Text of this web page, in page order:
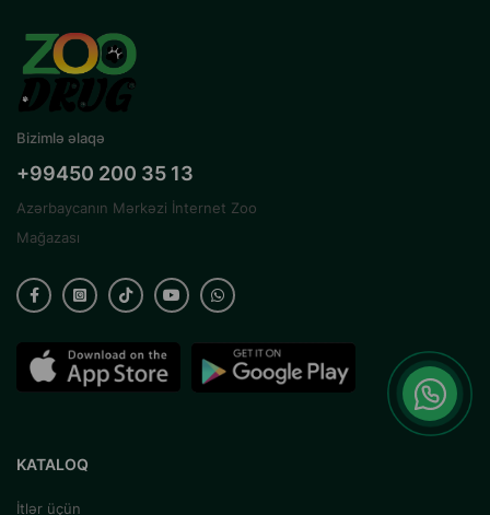
Bizimlə əlaqə
+99450 200 35 13
Azərbaycanın Mərkəzi İnternet Zoo
Mağazası
KATALOQ
İtlər üçün